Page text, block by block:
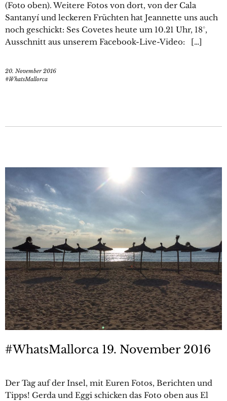
(Foto oben). Weitere Fotos von dort, von der Cala
Santanyí und leckeren Früchten hat Jeannette uns auch
noch geschickt: Ses Covetes heute um 10.21 Uhr, 18°,
Ausschnitt aus unserem Facebook-Live-Video: […]
20. November 2016
#WhatsMallorca
#WhatsMallorca 19. November 2016
Der Tag auf der Insel, mit Euren Fotos, Berichten und
Tipps! Gerda und Eggi schicken das Foto oben aus El